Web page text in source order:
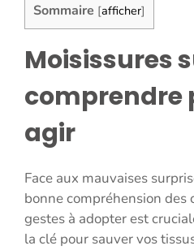
Sommaire [afficher]
Moisissures
comprendre
agir
Face aux mauvaises
bonne compréhension des
gestes à adopter est
la clé pour sauver vos